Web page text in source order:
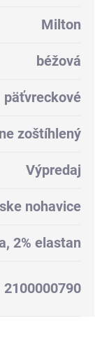
Milton
béžová
päťvreckové
zoštíhlený
Výpredaj
nohavice
2% elastan
2100000790